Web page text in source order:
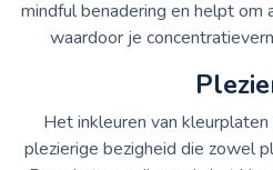
mindful benadering en helpt om
waardoor je
Het inkleuren van
plezierige bezigheid die zowel